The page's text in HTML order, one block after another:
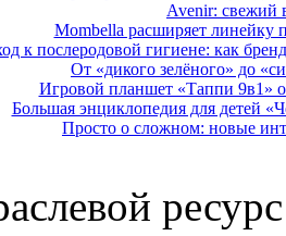
Avenir: свежий
Mombella расширяет линейку
к послеродовой гигиене: как
От «дикого зелёного» до
Игровой планшет «Таппи 9в1»
Большая энциклопедия для детей
Просто о сложном: новые